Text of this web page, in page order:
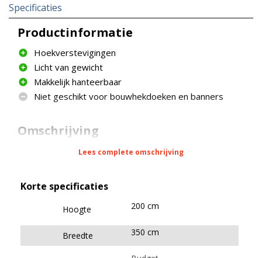
Specificaties
Productinformatie
Hoekverstevigingen
Licht van gewicht
Makkelijk hanteerbaar
Niet geschikt voor bouwhekdoeken en banners
Omschrijving
Bouwhek Budget is geschikt voor een eenvoudige,
lichtgewicht, simpel en voordelig bouwhek, die
gevoelig is voor weersinvloeden.
Dit bouwhek wordt doorgaans eenmalig voor een
project ingezet en daarna afgeschreven.
Lees complete omschrijving
Korte specificaties
Hoogte 200 cm
Breedte 350 cm